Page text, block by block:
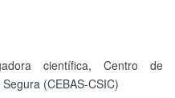
científica, Centro de
(CEBAS-CSIC)